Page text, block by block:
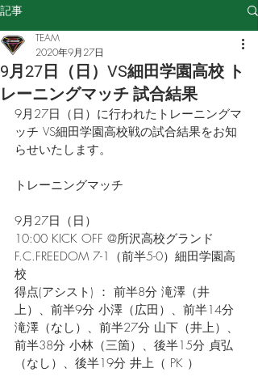
記事
9月27日（日）VS細田学園高校 ト
レーニングマッチ 試合結果
TEAM
2020年9月27日
9月27日（日）に行われたトレーニングマ
ッチ VS細田学園高校戦の試合結果をお知
らせいたします。
トレーニングマッチ
9月27日（日）
10:00 KICK OFF @所沢高校グランド
F.C.FREEDOM 7-1 （前半5-0） 細田学園高
校
得点(アシスト) ： 前半8分 滝澤（井
上）、前半9分 小澤（広田）、前半14分
滝澤（なし）、前半27分 山下（井上）、
前半38分 小林（三箇）、後半15分 貞弘
（なし）、後半19分 井上（ PK ）